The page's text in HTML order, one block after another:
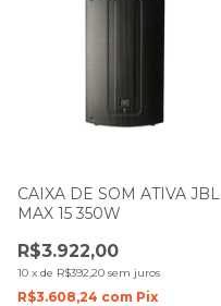
CAIXA DE SOM ATIVA JBL
MAX 15 350W
R$3.922,00
10 x de R$392,20 sem juros
R$3.608,24 com Pix